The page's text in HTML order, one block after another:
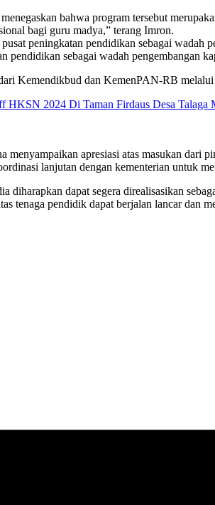
bahwa program tersebut
bagi guru madya,” terang Imron.
peningkatan pendidikan sebagai wadah
pendidikan sebagai wadah pengembangan
Kemendikbud dan KemenPAN-RB
2024 Di Taman Firdaus Desa Talaga
apresiasi atas masukan dari
lanjutan dengan kementerian untuk
diharapkan dapat segera direalisasikan
tenaga pendidik dapat berjalan lancar dan